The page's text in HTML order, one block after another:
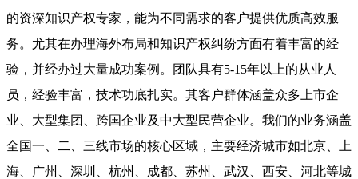
的资深知识产权专家，能为不同需求的客户提供优质高效服
务。尤其在办理海外布局和知识产权纠纷方面有着丰富的经
验，并经办过大量成功案例。团队具有5-15年以上的从业人
员，经验丰富，技术功底扎实。其客户群体涵盖众多上市企
业、大型集团、跨国企业及中大型民营企业。我们的业务涵盖
全国一、二、三线市场的核心区域，主要经济城市如北京、上
海、广州、深圳、杭州、成都、苏州、武汉、西安、河北等城